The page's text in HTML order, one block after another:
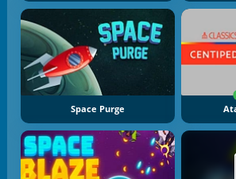
Space Purge